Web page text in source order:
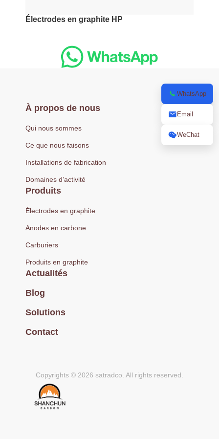
Électrodes en graphite HP
À propos de nous
Qui nous sommes
Ce que nous faisons
Installations de fabrication
Domaines d’activité
Produits
Électrodes en graphite
Anodes en carbone
Carburiers
Produits en graphite
Actualités
Blog
Solutions
Contact
Copyrights © 2026 satradco. All rights reserved.
WhatsApp
Email
WeChat